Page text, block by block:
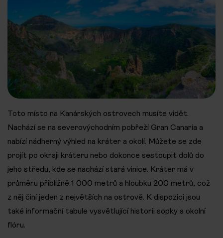
Toto místo na Kanárských ostrovech musíte vidět.
Nachází se na severovýchodním pobřeží Gran Canaria a
nabízí nádherný výhled na kráter a okolí. Můžete se zde
projít po okraji kráteru nebo dokonce sestoupit dolů do
jeho středu, kde se nachází stará vinice. Kráter má v
průměru přibližně 1 000 metrů a hloubku 200 metrů, což
z něj činí jeden z největších na ostrově. K dispozici jsou
také informační tabule vysvětlující historii sopky a okolní
flóru.